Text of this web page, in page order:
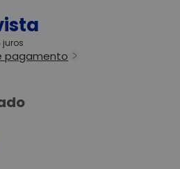
juros
pagamento